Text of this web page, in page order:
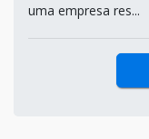
uma empresa res...